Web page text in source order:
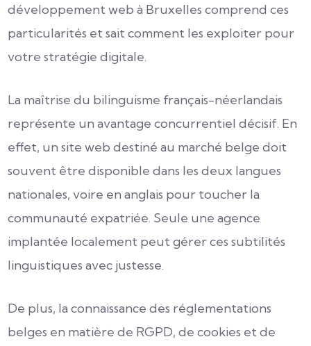
développement web à Bruxelles comprend ces
particularités et sait comment les exploiter pour
votre stratégie digitale.
La maîtrise du bilinguisme français-néerlandais
représente un avantage concurrentiel décisif. En
effet, un site web destiné au marché belge doit
souvent être disponible dans les deux langues
nationales, voire en anglais pour toucher la
communauté expatriée. Seule une agence
implantée localement peut gérer ces subtilités
linguistiques avec justesse.
De plus, la connaissance des réglementations
belges en matière de RGPD, de cookies et de